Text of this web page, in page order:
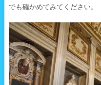
でも確かめてみてください。